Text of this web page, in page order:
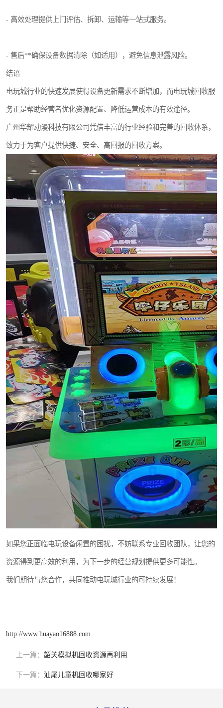
- 高效处理提供上门评估、拆卸、运输等一站式服务。
- 售后**确保设备数据清除（如适用），避免信息泄露风险。
结语
电玩城行业的快速发展使得设备更新需求不断增加，而电玩城回收服
务正是帮助经营者优化资源配置、降低运营成本的有效途径。
广州华耀动漫科技有限公司凭借丰富的行业经验和完善的回收体系，
致力于为客户提供快捷、安全、高回报的回收方案。
如果您正面临电玩设备闲置的困扰，不妨联系专业回收团队，让您的
资源得到更高效的利用，为下一步的经营规划提供更多可能性。
我们期待与您合作，共同推动电玩城行业的可持续发展！
http://www.huayao16888.com
上一篇： 韶关模拟机回收资源再利用
下一篇： 汕尾儿童机回收哪家好